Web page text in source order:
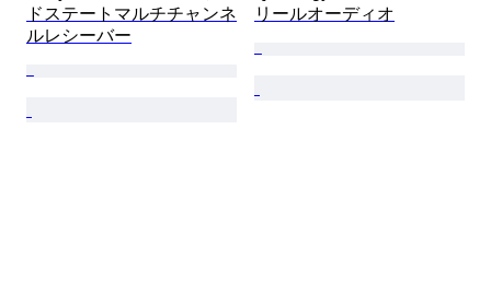
ドステートマルチチャンネ
ルレシーバー
リールオーディオ